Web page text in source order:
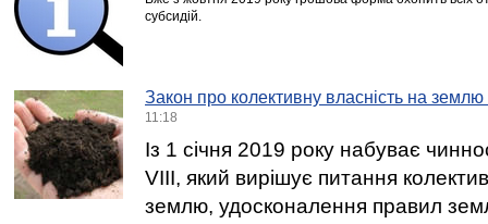
субсидій.
Закон про колективну власність на землю
11:18
Із 1 січня 2019 року набуває
VIII, який вирішує питання
землю, удосконалення правил